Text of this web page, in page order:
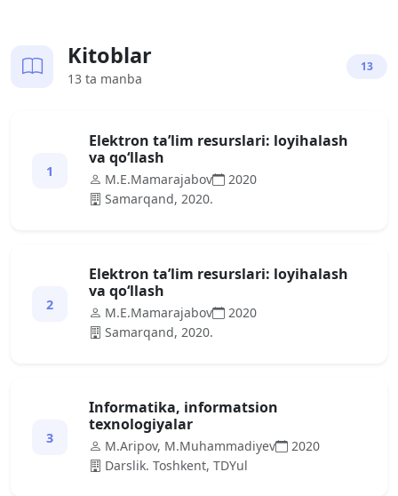
Kitoblar
13 ta manba
13
1
Elektron ta’lim resurslari: loyihalash
va qo‘llash
M.E.Mamarajabov
2020
Samarqand, 2020.
2
Elektron ta’lim resurslari: loyihalash
va qo‘llash
M.E.Mamarajabov
2020
Samarqand, 2020.
3
Informаtikа, informаtsion
texnologiyаlаr
M.Аripov, M.Muhаmmаdiyev
2020
Dаrslik. Toshkent, TDYul